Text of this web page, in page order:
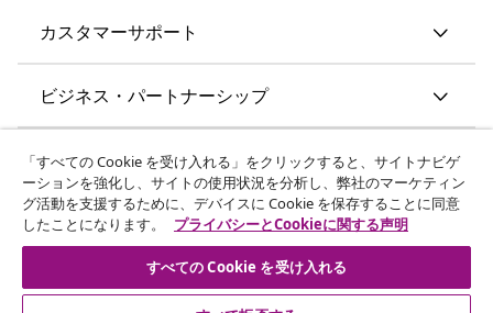
カスタマーサポート
ビジネス・パートナーシップ
vidaXL
その他の情報
「すべての Cookie を受け入れる」をクリックすると、サイトナビゲ
ーションを強化し、サイトの使用状況を分析し、弊社のマーケティン
グ活動を支援するために、デバイスに Cookie を保存することに同意
したことになります。
プライバシーとCookieに関する声明
すべての Cookie を受け入れる